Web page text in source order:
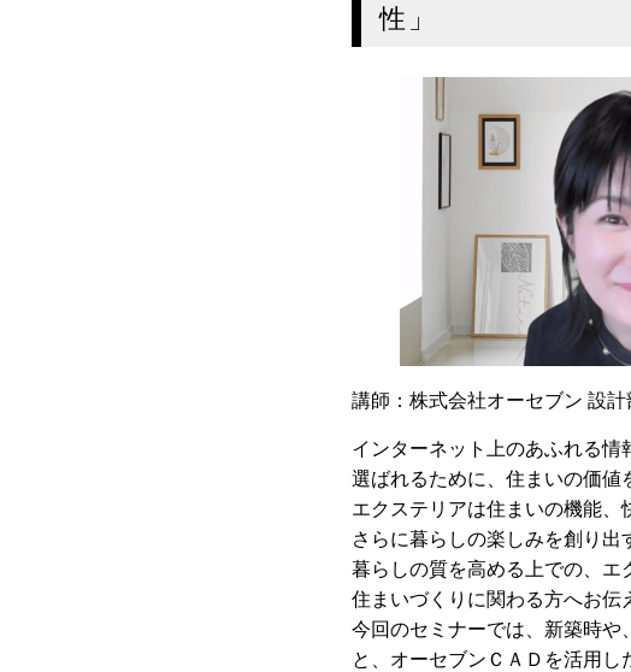
性」
講師：株式会社オーセブン 設
インターネット上のあふれる情
選ばれるために、住まいの価値
エクステリアは住まいの機能、
さらに暮らしの楽しみを創り出
暮らしの質を高める上での、エ
住まいづくりに関わる方へお伝
今回のセミナーでは、新築時や
と、オーセブンＣＡＤを活用し